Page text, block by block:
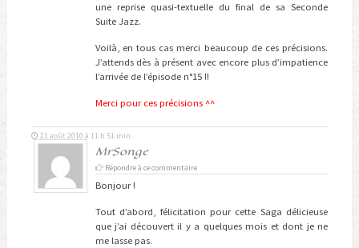
une reprise quasi-textuelle du final de sa Seconde
Suite Jazz.
Voilà, en tous cas merci beaucoup de ces précisions.
J’attends dès à présent avec encore plus d’impatience
l’arrivée de l’épisode n°15 !!
Merci pour ces précisions ^^
MrSonge
21 août 2010 à 11 h 51 min
Répondre à ce commentaire
Bonjour !
Tout d’abord, félicitation pour cette Saga délicieuse
que j’ai découvert il y a quelques mois et dont je ne
me lasse pas.